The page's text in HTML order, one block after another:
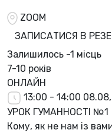
ZOOM
ЗАПИСАТИСЯ В
Залишилось -1 місць
7-10 років
ОНЛАЙН
13:00 - 14:00
УРОК ГУМАННОСТІ №1
Кому, як не нам із